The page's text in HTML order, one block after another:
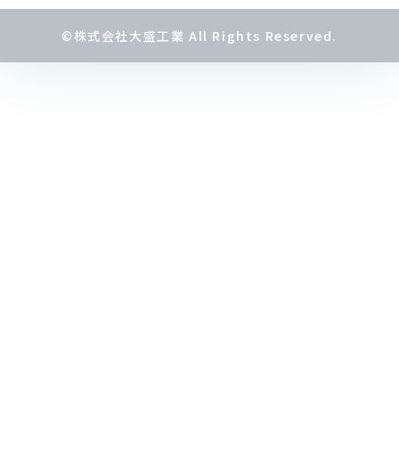
©株式会社大盛工業 All Rights Reserved.